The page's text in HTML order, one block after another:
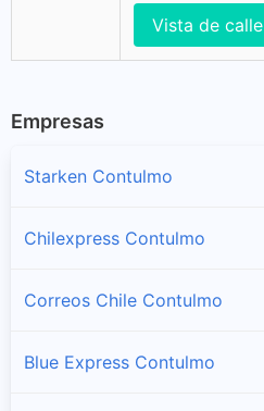
Vista de calle
Empresas
Starken Contulmo
Chilexpress Contulmo
Correos Chile Contulmo
Blue Express Contulmo